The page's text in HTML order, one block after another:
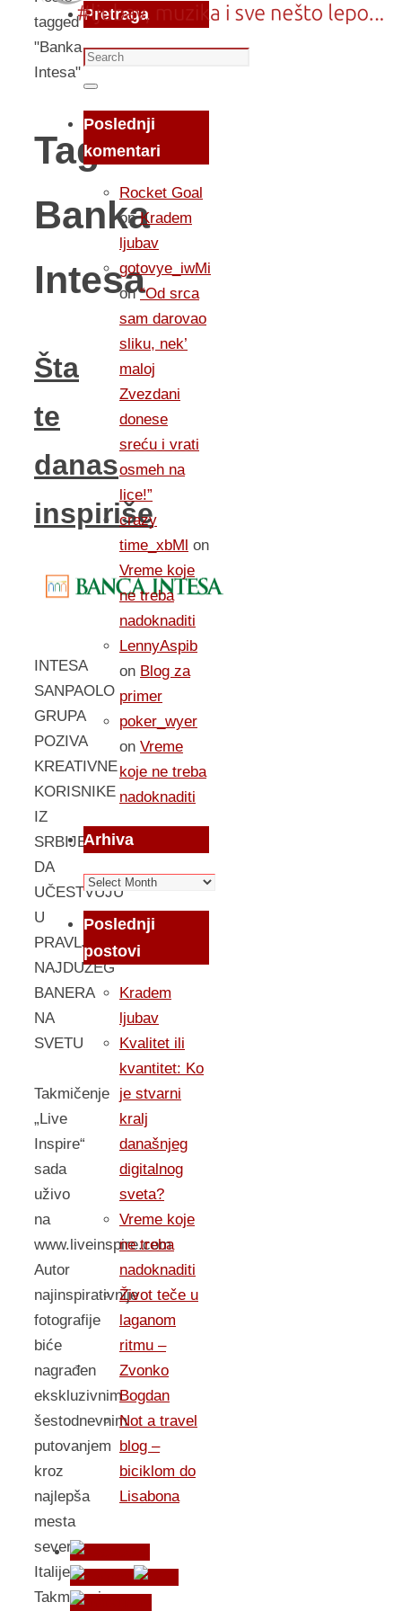
tagged
"Banka
Intesa"
Tag:
Banka
Intesa
Šta
te
danas
inspiriše
INTESA
SANPAOLO
GRUPA
POZIVA
KREATIVNE
KORISNIKE
IZ
SRBIJE
DA
UČESTVUJU
U
PRAVLJENJU
NAJDUŽEG
BANERA
NA
SVETU
Takmičenje
„Live
Inspire“
sada
uživo
na
www.liveinspire.com
Autor
najinspirativnije
fotografije
biće
nagrađen
ekskluzivnim
šestodnevnim
putovanjem
kroz
najlepša
mesta
severne
Italije.
Takmičenje
Pretraga
Search
for:
Search
Poslednji
komentari
Rocket Goal
onKradem
ljubav
gotovye_iwMi
on“Od srca
sam darovao
sliku, nek’
maloj
Zvezdani
donese
sreću i vrati
osmeh na
lice!”
crazy
time_xbMl on
Vreme koje
ne treba
nadoknaditi
LennyAspib
on Blog za
primer
poker_wyer
on Vreme
koje ne treba
nadoknaditi
Arhiva
Arhiva
Poslednji
postovi
Kradem
ljubav
Kvalitet ili
kvantitet: Ko
je stvarni
kralj
današnjeg
digitalnog
sveta?
Vreme koje
ne treba
nadoknaditi
Život teče u
laganom
ritmu –
Zvonko
Bogdan
Not a travel
blog –
biciklom do
Lisabona